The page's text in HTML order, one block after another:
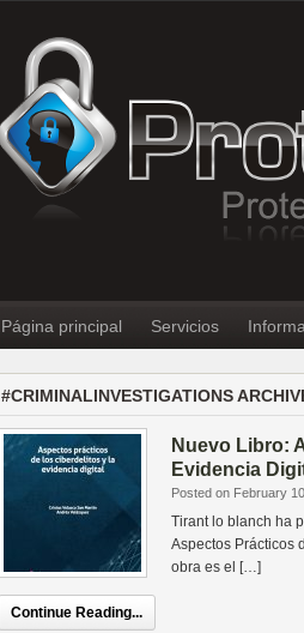
Página principal Servicios
#CRIMINALINVESTIGATIONS
Nuevo Libro:
Evidencia
Posted on February
Tirant lo blanch ha
Aspectos Prácticos
obra es el […]
Continue Reading...